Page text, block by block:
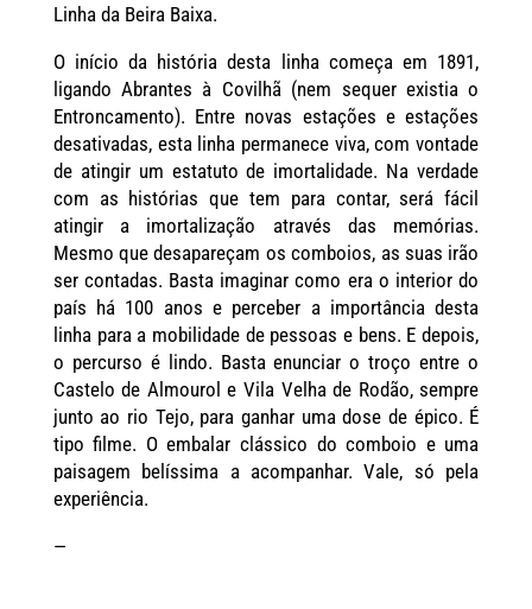
Linha da Beira Baixa.
O início da história desta linha começa em 1891,
ligando Abrantes à Covilhã (nem sequer existia o
Entroncamento). Entre novas estações e estações
desativadas, esta linha permanece viva, com vontade
de atingir um estatuto de imortalidade. Na verdade
com as histórias que tem para contar, será fácil
atingir a imortalização através das memórias.
Mesmo que desapareçam os comboios, as suas irão
ser contadas. Basta imaginar como era o interior do
país há 100 anos e perceber a importância desta
linha para a mobilidade de pessoas e bens. E depois,
o percurso é lindo. Basta enunciar o troço entre o
Castelo de Almourol e Vila Velha de Rodão, sempre
junto ao rio Tejo, para ganhar uma dose de épico. É
tipo filme. O embalar clássico do comboio e uma
paisagem belíssima a acompanhar. Vale, só pela
experiência.
—